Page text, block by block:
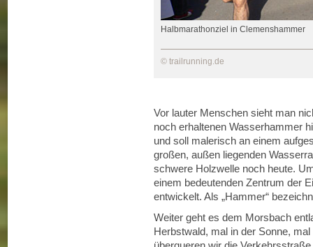
Halbmarathonziel in Clemenshammer
© trailrunning.de
Vor lauter Menschen sieht man
noch erhaltenen Wasserhammer
und soll malerisch an einem
großen, außen liegenden
schwere Holzwelle noch heute.
einem bedeutenden Zentrum der
entwickelt. Als „Hammer“
Weiter geht es dem Morsbach
Herbstwald, mal in der Sonne,